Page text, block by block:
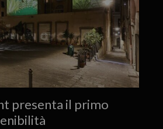
presenta il primo